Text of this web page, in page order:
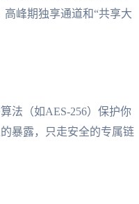
峰期独享通道和“共享大
法（如AES-256）保护你
暴露，只走安全的专属链